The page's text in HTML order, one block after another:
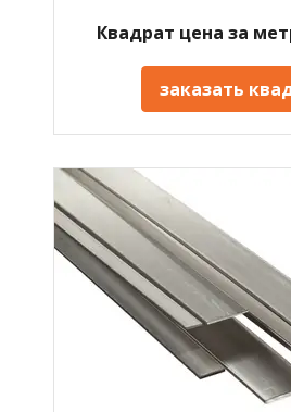
Квадрат цена за
заказать